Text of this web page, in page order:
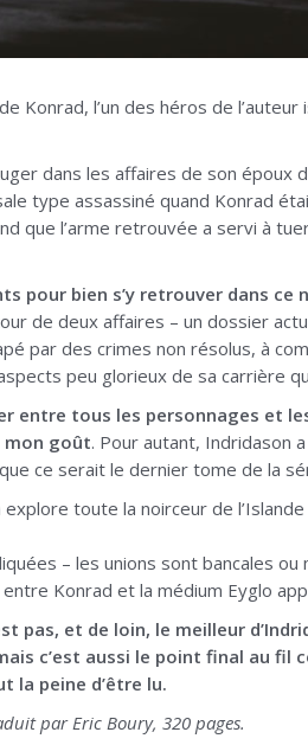
Konrad, l’un des héros de l’auteur
dans les affaires de son époux
type assassiné quand Konrad
que l’arme retrouvée a servi à
pour bien s’y retrouver dans ce
de deux affaires – un dossier
par des crimes non résolus, à
peu glorieux de sa carrière
entre tous les personnages et
mon goût. Pour autant, Indridason
ce serait le dernier tome de la
explore toute la noirceur de
– les unions sont bancales
Konrad et la médium Eyglo
pas, et de loin, le meilleur
c’est aussi le point final au fil
la peine d’être lu.
par Eric Boury, 320 pages.